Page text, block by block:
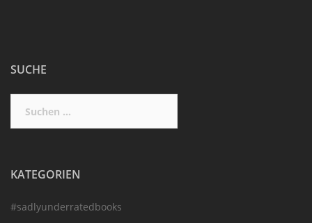
SUCHE
nach:
KATEGORIEN
#sadlyunderratedbooks